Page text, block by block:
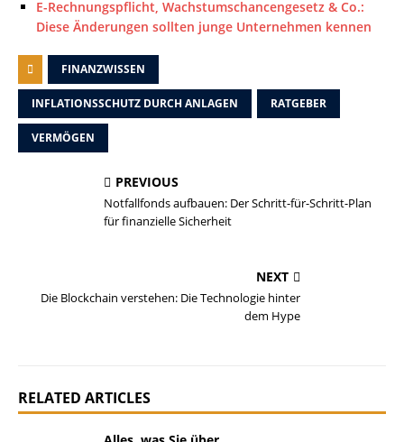
E-Rechnungspflicht, Wachstumschancengesetz & Co.:
Diese Änderungen sollten junge Unternehmen kennen
FINANZWISSEN
INFLATIONSSCHUTZ DURCH ANLAGEN RATGEBER
VERMÖGEN
PREVIOUS
Notfallfonds aufbauen: Der Schritt-für-Schritt-Plan
für finanzielle Sicherheit
NEXT
Die Blockchain verstehen: Die Technologie hinter
dem Hype
RELATED ARTICLES